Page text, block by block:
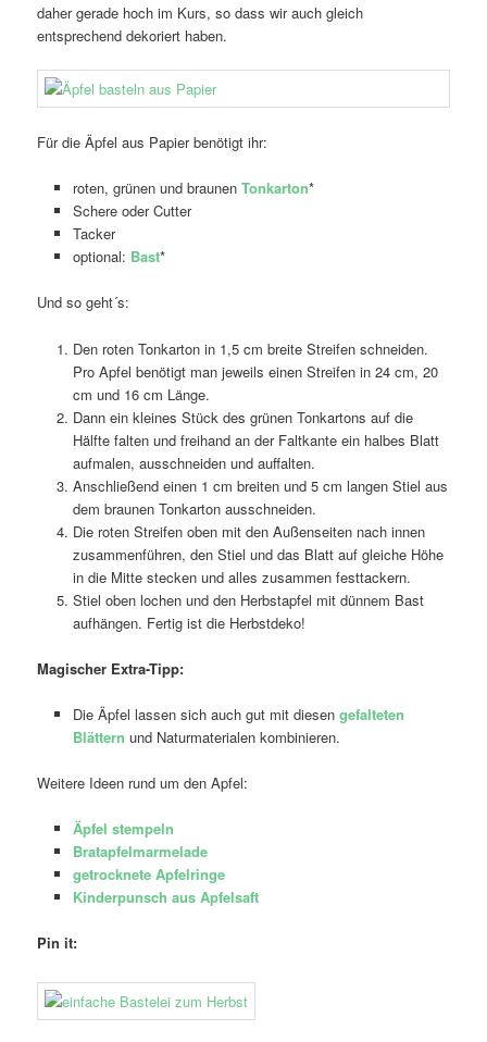
daher gerade hoch im Kurs, so dass wir auch gleich
entsprechend dekoriert haben.
Für die Äpfel aus Papier benötigt ihr:
roten, grünen und braunen Tonkarton*
Schere oder Cutter
Tacker
optional: Bast*
Und so geht´s:
Den roten Tonkarton in 1,5 cm breite Streifen schneiden.
Pro Apfel benötigt man jeweils einen Streifen in 24 cm, 20
cm und 16 cm Länge.
Dann ein kleines Stück des grünen Tonkartons auf die
Hälfte falten und freihand an der Faltkante ein halbes Blatt
aufmalen, ausschneiden und auffalten.
Anschließend einen 1 cm breiten und 5 cm langen Stiel aus
dem braunen Tonkarton ausschneiden.
Die roten Streifen oben mit den Außenseiten nach innen
zusammenführen, den Stiel und das Blatt auf gleiche Höhe
in die Mitte stecken und alles zusammen festtackern.
Stiel oben lochen und den Herbstapfel mit dünnem Bast
aufhängen. Fertig ist die Herbstdeko!
Magischer Extra-Tipp:
Die Äpfel lassen sich auch gut mit diesen gefalteten
Blättern und Naturmaterialen kombinieren.
Weitere Ideen rund um den Apfel:
Äpfel stempeln
Bratapfelmarmelade
getrocknete Apfelringe
Kinderpunsch aus Apfelsaft
Pin it: